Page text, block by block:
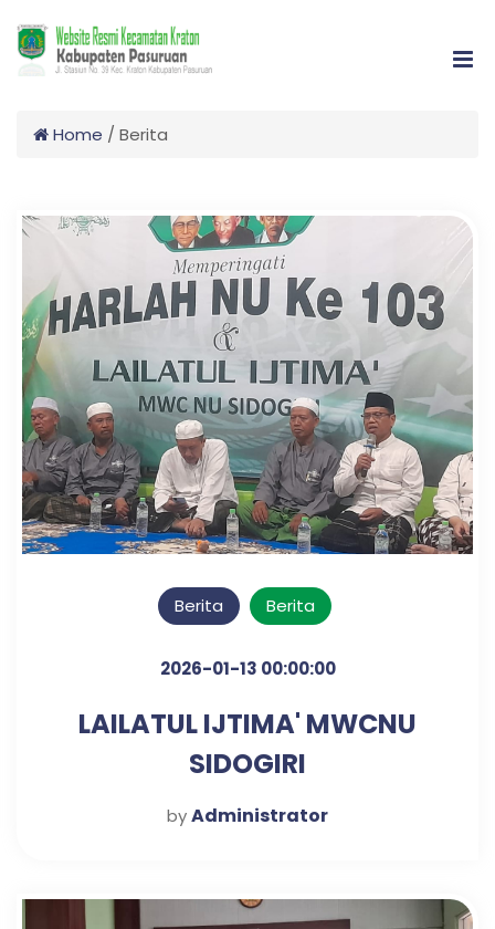
Home / Berita
Berita Berita
2026-01-13 00:00:00
LAILATUL IJTIMA' MWCNU
SIDOGIRI
byAdministrator